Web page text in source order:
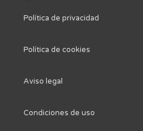
Política de privacidad
Política de cookies
Aviso legal
Condiciones de uso